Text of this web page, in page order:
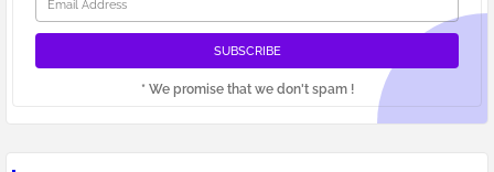
* We promise that we don't spam !